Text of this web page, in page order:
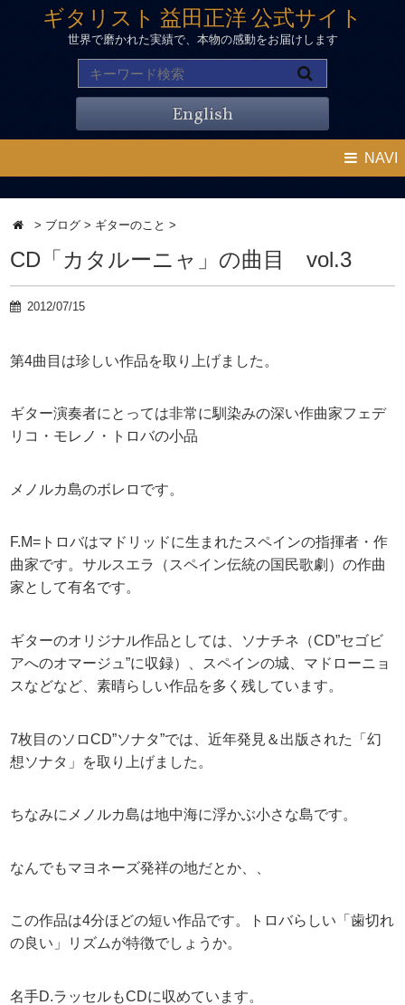
ギタリスト 益田正洋 公式サイト
世界で磨かれた実績で、本物の感動をお届けします
English
NAVI
> ブログ > ギターのこと >
CD「カタルーニャ」の曲目 vol.3
2012/07/15
第4曲目は珍しい作品を取り上げました。
ギター演奏者にとっては非常に馴染みの深い作曲家フェデ
リコ・モレノ・トロバの小品
メノルカ島のボレロです。
F.M=トロバはマドリッドに生まれたスペインの指揮者・作
曲家です。サルスエラ（スペイン伝統の国民歌劇）の作曲
家として有名です。
ギターのオリジナル作品としては、ソナチネ（CD”セゴビ
アへのオマージュ”に収録）、スペインの城、マドローニョ
スなどなど、素晴らしい作品を多く残しています。
7枚目のソロCD”ソナタ”では、近年発見＆出版された「幻
想ソナタ」を取り上げました。
ちなみにメノルカ島は地中海に浮かぶ小さな島です。
なんでもマヨネーズ発祥の地だとか、、
この作品は4分ほどの短い作品です。トロバらしい「歯切れ
の良い」リズムが特徴でしょうか。
名手D.ラッセルもCDに収めています。